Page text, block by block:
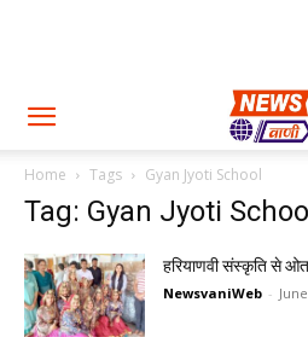
Home Tags Gyan Jyoti School
Tag: Gyan Jyoti School
हरियाणवी संस्कृति से
NewsvaniWeb -